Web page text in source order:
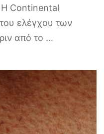
Η Continental
ελέγχου των
από το ...